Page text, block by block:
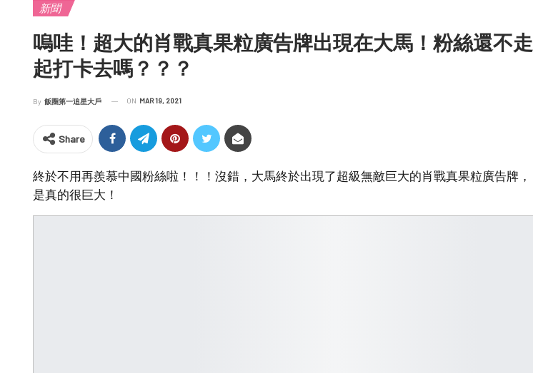
新聞
嗚哇！超大的肖戰真果粒廣告牌出現在大馬！粉絲還不走
起打卡去嗎？？？
By 飯圈第一追星大戶 ON MAR 19, 2021
Share
終於不用再羨慕中國粉絲啦！！！沒錯，大馬終於出現了超級無敵巨大的肖戰真果粒廣告牌，
是真的很巨大！